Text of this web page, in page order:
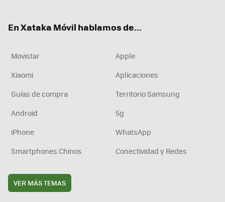
En Xataka Móvil hablamos de...
Movistar
Apple
Xiaomi
Aplicaciones
Guías de compra
Territorio Samsung
Android
5g
iPhone
WhatsApp
Smartphones Chinos
Conectividad y Redes
VER MÁS TEMAS